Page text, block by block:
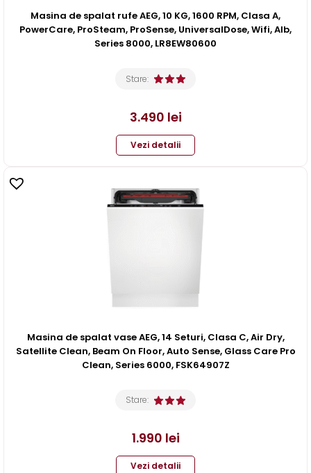
Masina de spalat rufe AEG, 10 KG, 1600 RPM, Clasa A,
PowerCare, ProSteam, ProSense, UniversalDose, Wifi, Alb,
Series 8000, LR8EW80600
Stare:
3.490 lei
Vezi detalii
Masina de spalat vase AEG, 14 Seturi, Clasa C, Air Dry,
Satellite Clean, Beam On Floor, Auto Sense, Glass Care Pro
Clean, Series 6000, FSK64907Z
Stare:
1.990 lei
Vezi detalii